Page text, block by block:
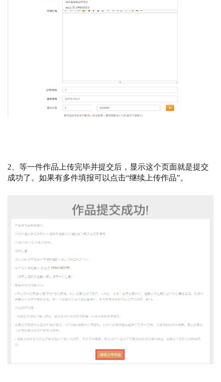
2、等一件作品上传完毕并提交后，显示这个页面就是提交
成功了。如果有多件填报可以点击“继续上传作品”。